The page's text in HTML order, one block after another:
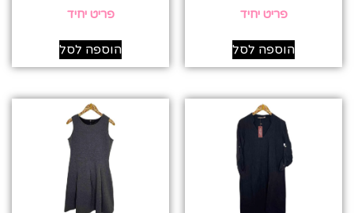
פריט יחיד
הוספה לסל
פריט יחיד
הוספה לסל